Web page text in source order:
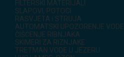
FILTERSKI MATERIJALI
SLAPOVI, POTOCI
RASVJETA i STRUJA
AUTOMATSKI UPOZORENJE VODE
ČIŠĆENJE RIBNJAKA
SKIMERI ZA RIZNJAKE
TRETMAN VODE U JEZERU